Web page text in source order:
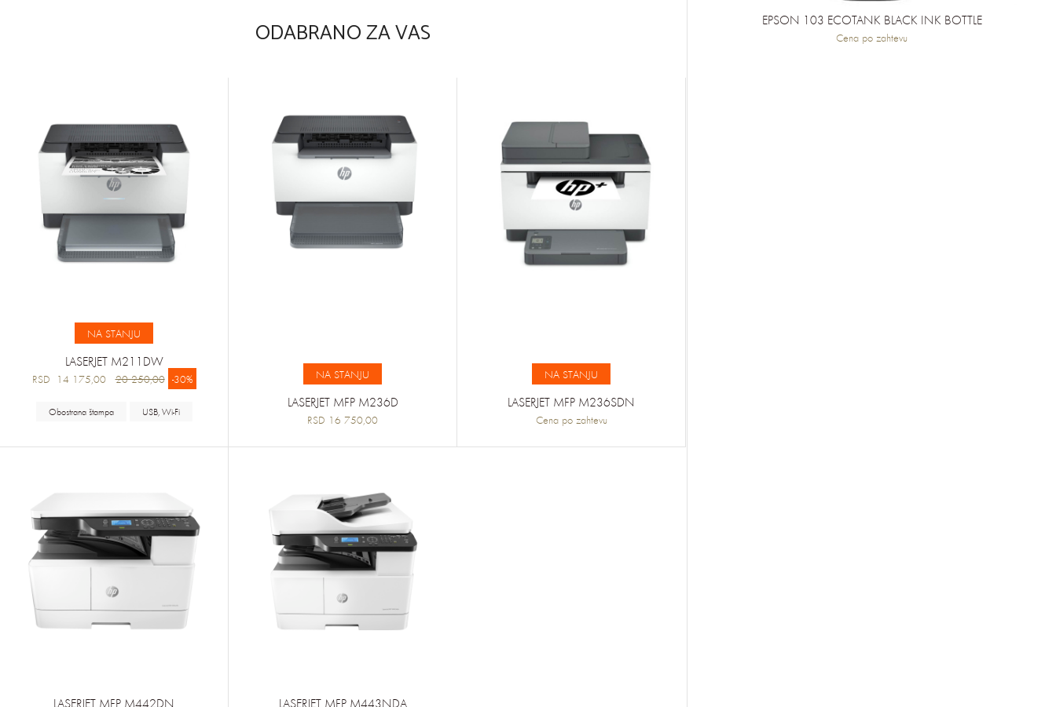
ODABRANO ZA VAS
NA STANJU
LASERJET M211DW
RSD 14 175,0020 250,00 -30%
Obostrana štampa USB, Wi-Fi
NA STANJU
LASERJET MFP M236D
RSD 16 750,00
NA STANJU
LASERJET MFP M236SDN
Cena po zahtevu
LASERJET MFP M442DN LASERJET MFP M443NDA
EPSON 103 ECOTANK BLACK INK BOTTLE
Cena po zahtevu